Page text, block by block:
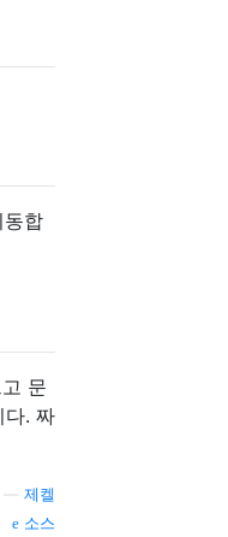
합
문
다. 짜
제켈
소스